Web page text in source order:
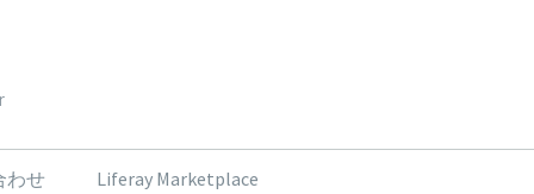
わせ Liferay Marketplace